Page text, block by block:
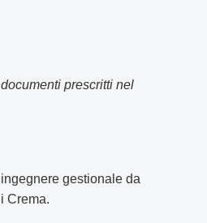
prescritti nel
gestionale da
Crema.